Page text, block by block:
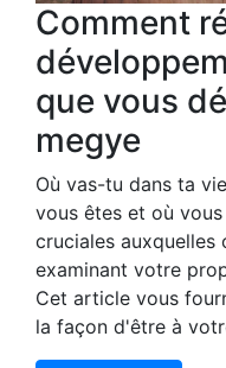
Comment
que vous
megye
Où vas-tu dans ta
vous êtes et où
cruciales auxquelles
examinant votre
Cet article vous
la façon d'être à